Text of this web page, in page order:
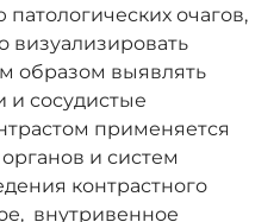
очагов,
визуализировать
образом выявлять
и сосудистые
применяется
и систем
контрастного
внутривенное